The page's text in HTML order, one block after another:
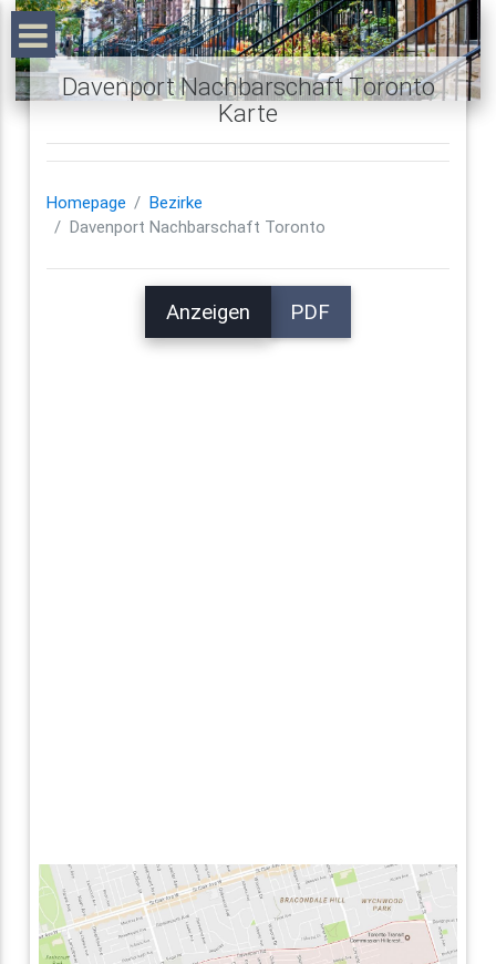
Davenport Nachbarschaft Toronto
Karte
Homepage
Bezirke
Davenport Nachbarschaft Toronto
Anzeigen PDF